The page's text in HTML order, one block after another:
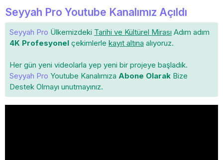
Seyyah Pro Youtube Kanalımız Açıldı
Seyyah Pro Ülkemizdeki Tarihi ve Kültürel Mirası Adım adım
4K Profesyonel çekimlerle kayıt altına alıyoruz.
Her gün yeni videolarla yep yeni bir projeye başladık.
Seyyah Pro Youtube Kanalımıza Abone Olarak Bize
Destek Olmayı unutmayınız.